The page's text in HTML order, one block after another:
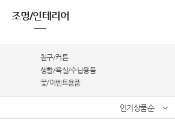
조명/인테리어
침구/커튼
생활/욕실/수납용품
꽃/이벤트용품
인기상품순